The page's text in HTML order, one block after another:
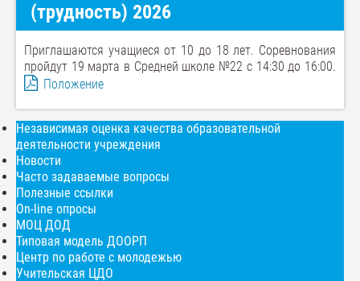
(трудность) 2026
Приглашаются учащиеся от 10 до 18 лет. Соревнования
пройдут 19 марта в Средней школе №22 с 14:30 до 16:00.
Положение
Независимая оценка качества образовательной
деятельности учреждения
Новости
Часто задаваемые вопросы
Полезные ссылки
On-line опросы
МОЦ ДОД
Типовая модель ДООРП
Центр по работе с молодежью
Учительская ЦДО